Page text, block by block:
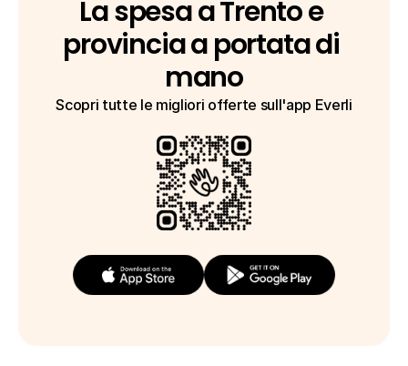
La spesa a Trento e
provincia a portata di
mano
Scopri tutte le migliori offerte sull'app Everli